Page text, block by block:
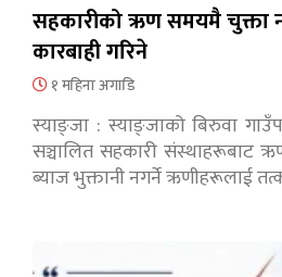
सहकारीको ऋण समयमै चुक्ता
कारबाही गरिने
१ महिना अगाडि
स्याङ्जा : स्याङ्जाको बिरुवा
सञ्चालित सहकारी संस्थाहरूबाट
ब्याज भुक्तानी नगर्ने ऋणीहरूलाई